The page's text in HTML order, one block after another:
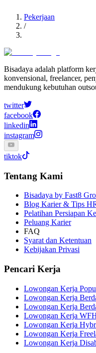
Pekerjaan
/
Bisadaya adalah platform
konvensional, freelancer,
mendukung kebutuhan
twitter
facebook
linkedin
instagram
tiktok
Tentang Kami
Bisadaya by Fast8
Blog Karier & Tips
Pelatihan Persiapan
Peluang Karier
FAQ
Syarat dan Ketentuan
Kebijakan Privasi
Pencari Kerja
Lowongan Kerja
Lowongan Kerja
Lowongan Kerja
Lowongan Kerja
Lowongan Kerja
Lowongan Kerja
Lowongan Kerja